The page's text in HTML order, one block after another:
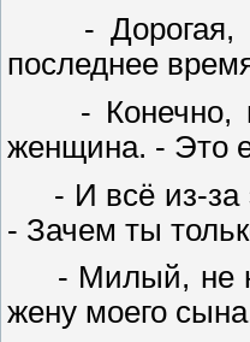
- Дорогая,
последнее
- Конечно,
женщина. - Это
- И всё из-за
- Зачем ты
- Милый, не
жену моего